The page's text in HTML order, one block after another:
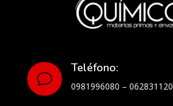
v
Teléfono:
0981996080 – 062831120